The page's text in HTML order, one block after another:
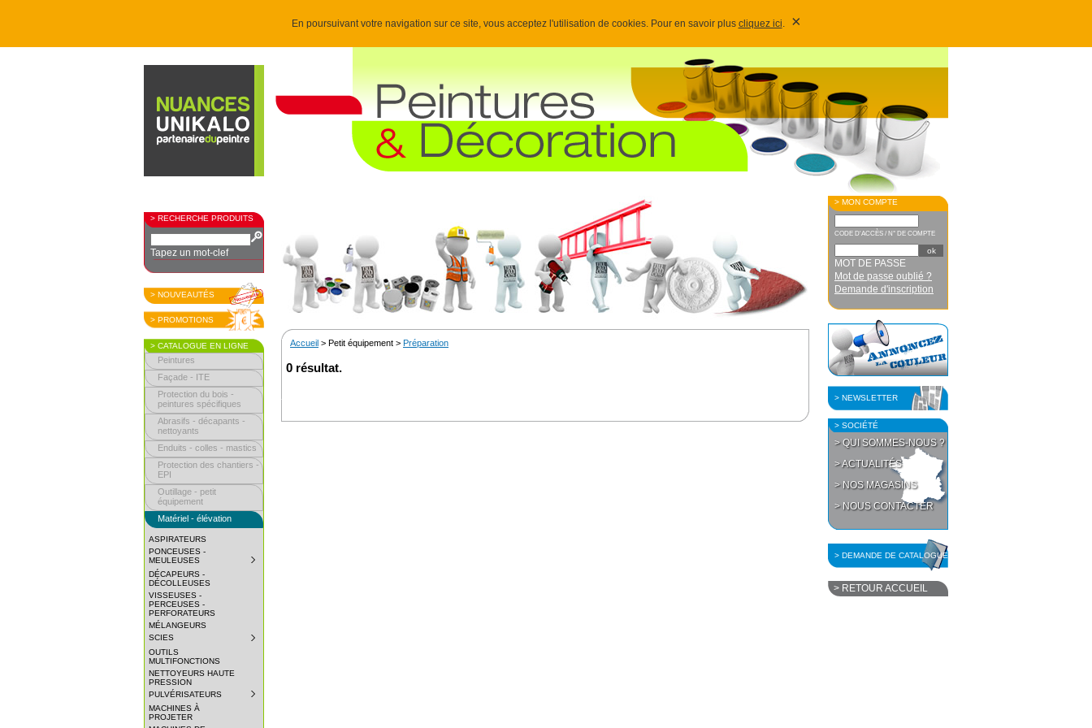
En poursuivant votre navigation sur ce site, vous acceptez l'utilisation de cookies. Pour en savoir plus cliquez ici. ×
> RECHERCHE PRODUITS
Tapez un mot-clef
> NOUVEAUTÉS
> PROMOTIONS
> CATALOGUE EN LIGNE
Peintures
Façade - ITE
Protection du bois -
peintures spécifiques
Abrasifs - décapants -
nettoyants
Enduits - colles - mastics
Protection des chantiers -
EPI
Outillage - petit
équipement
Matériel - élévation
ASPIRATEURS
PONCEUSES -
MEULEUSES
DÉCAPEURS -
DÉCOLLEUSES
VISSEUSES -
PERCEUSES -
PERFORATEURS
MÉLANGEURS
SCIES
OUTILS
MULTIFONCTIONS
NETTOYEURS HAUTE
PRESSION
PULVÉRISATEURS
MACHINES À
PROJETER
Accueil > Petit équipement > Préparation
0 résultat.
> MON COMPTE
CODE D'ACCÈS / N° DE COMPTE
MOT DE PASSE
Mot de passe oublié ?
Demande d'inscription
> NEWSLETTER
> SOCIÉTÉ
> QUI SOMMES-NOUS ?
> ACTUALITÉS
> NOS MAGASINS
> NOUS CONTACTER
> DEMANDE DE CATALOGUE
> RETOUR ACCUEIL